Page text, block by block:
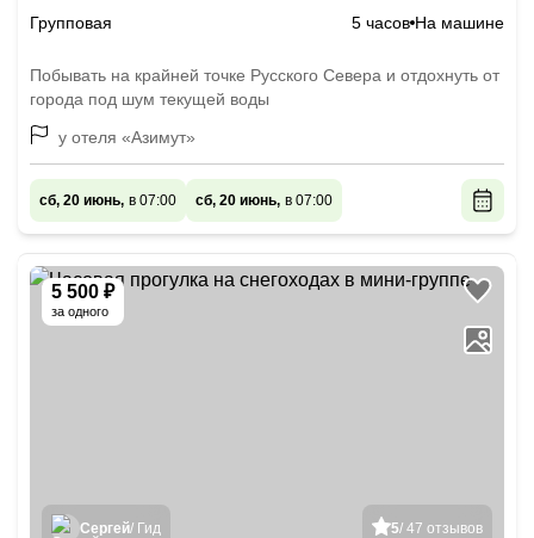
Групповая 5 часов На машине
Побывать на крайней точке Русского Севера и отдохнуть от
города под шум текущей воды
у отеля «Азимут»
сб, 20 июнь, в 07:00 сб, 20 июнь, в 07:00
5 500 ₽
за одного
5/ 47 отзывов
Сергей/ Гид